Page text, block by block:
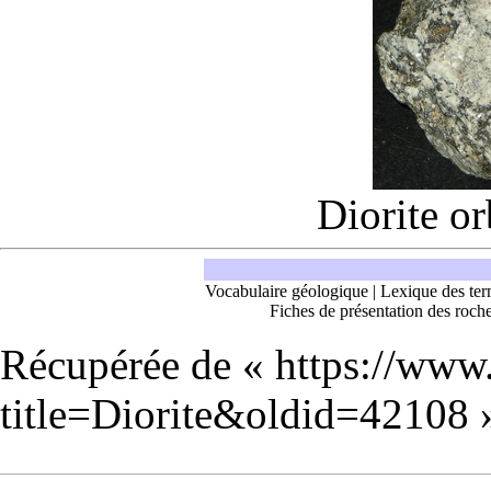
Diorite
Vocabulaire géologique| Lexique des
Fiches de présentation des
Récupérée de « https://
title=Diorite&oldid=42108